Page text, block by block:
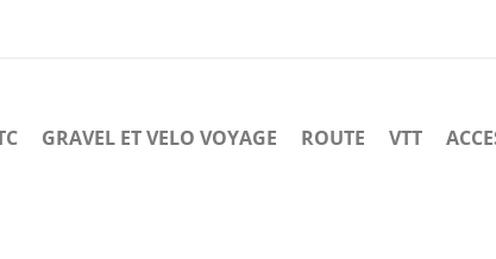
GRAVEL ET VELO VOYAGE ROUTE VTT